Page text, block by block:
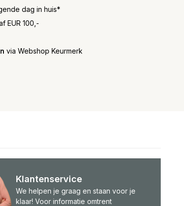
dag in huis*
EUR 100,-
via Webshop Keurmerk
Klantenservice
We helpen je graag en staan voor je
klaar! Voor informatie omtrent